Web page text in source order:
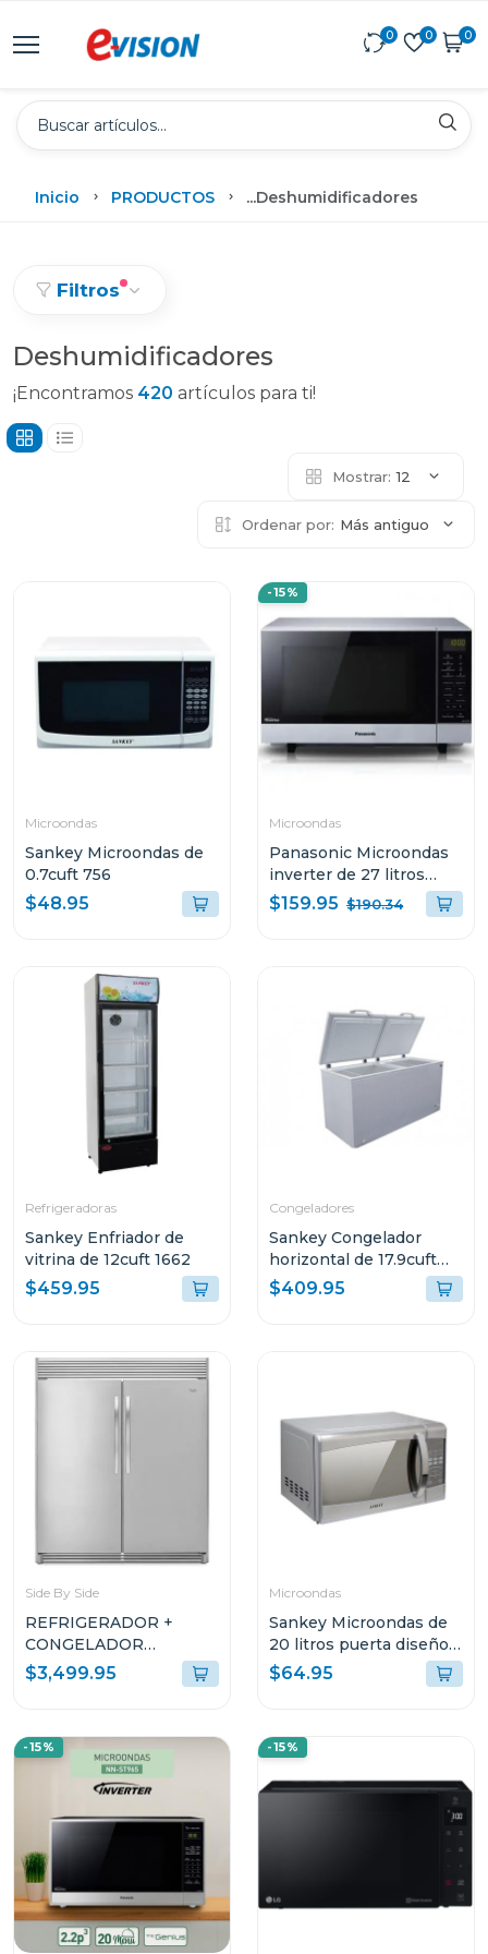
0 0 0
Inicio PRODUCTOS ...Deshumidificadores
Filtros
Deshumidificadores
¡Encontramos 420 artículos para ti!
Mostrar: 12
Ordenar por: Más antiguo
Microondas
Sankey Microondas de
0.7cuft 756
$48.95
-15%
Microondas
Panasonic Microondas
inverter de 27 litros
nnsf564
$159.95 $190.34
Refrigeradoras
Sankey Enfriador de
vitrina de 12cuft 1662
$459.95
Congeladores
Sankey Congelador
horizontal de 17.9cuft
(aprox) 1870
$409.95
Side By Side
REFRIGERADOR +
CONGELADOR
WHIRLPOOL SIDEKICK
GEMELAS DE 36CUFT
KIT DE FABRICADOR
DE HIELO WM117
$3,499.95
Microondas
Sankey Microondas de
20 litros puerta diseño
espejo mw758
$64.95
-15% -15%